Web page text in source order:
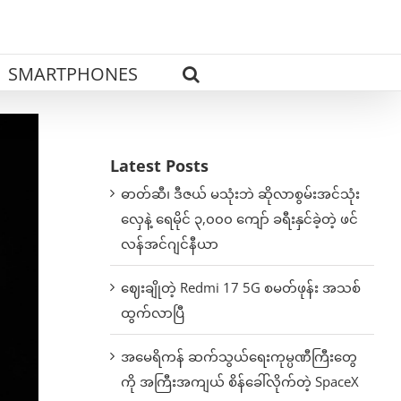
SMARTPHONES
Latest Posts
ဓာတ်ဆီ၊ ဒီဇယ် မသုံးဘဲ ဆိုလာစွမ်းအင်သုံး
လှေနဲ့ ရေမိုင် ၃,၀၀၀ ကျော် ခရီးနှင်ခဲ့တဲ့ ဖင်
လန်အင်ဂျင်နီယာ
ဈေးချိုတဲ့ Redmi 17 5G စမတ်ဖုန်း အသစ်
ထွက်လာပြီ
အမေရိကန် ဆက်သွယ်ရေးကုမ္ပဏီကြီးတွေ
ကို အကြီးအကျယ် စိန်ခေါ်လိုက်တဲ့ SpaceX